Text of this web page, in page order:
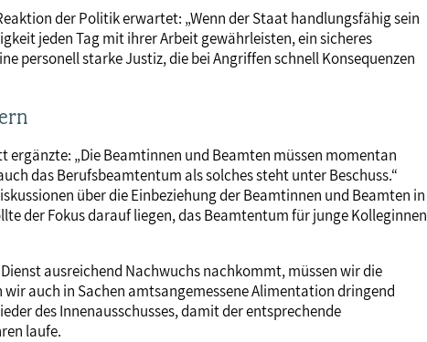
der Politik erwartet: „Wenn der Staat handlungsfähig sein
jeden Tag mit ihrer Arbeit gewährleisten, ein sicheres
personell starke Justiz, die bei Angriffen schnell Konsequenzen
„Die Beamtinnen und Beamten müssen momentan
das Berufsbeamtentum als solches steht unter Beschuss.“
über die Einbeziehung der Beamtinnen und Beamten in
der Fokus darauf liegen, das Beamtentum für junge Kolleginnen
ausreichend Nachwuchs nachkommt, müssen wir die
auch in Sachen amtsangemessene Alimentation dringend
des Innenausschusses, damit der entsprechende
laufe.